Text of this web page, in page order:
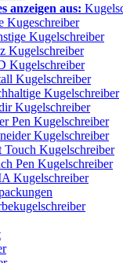
anzeigen aus:
Kugeschreiber
Kugelschreiber
Kugelschreiber
Kugelschreiber
Kugelschreiber
Kugelschreiber
Kugelschreiber
Pen Kugelschreiber
Kugelschreiber
Touch Kugelschreiber
Pen Kugelschreiber
Kugelschreiber